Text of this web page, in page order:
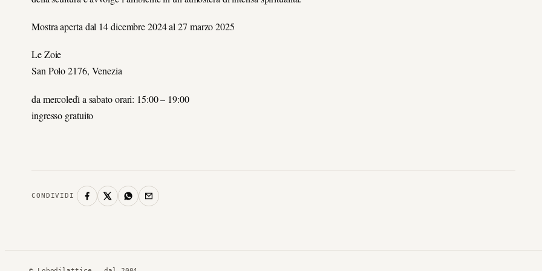
Mostra aperta dal 14 dicembre 2024 al 27 marzo 2025
Le Zoie
San Polo 2176, Venezia
da mercoledì a sabato orari: 15:00 – 19:00
ingresso gratuito
CONDIVIDI